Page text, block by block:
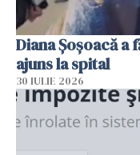
Diana Șoșoacă
ajuns la spital
30 IULIE 2026